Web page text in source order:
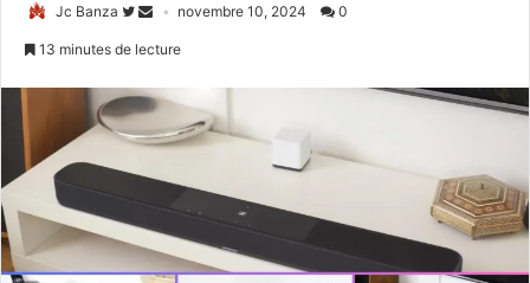
Jc Banza novembre 10, 2024 0
13 minutes de lecture